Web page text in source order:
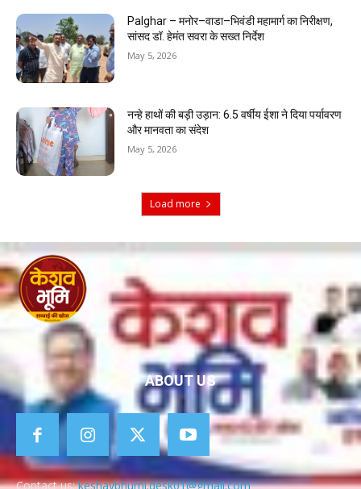
Palghar – मनोर–वाडा–भिवंडी महामार्ग का निरीक्षण,
सांसद डॉ. हेमंत सवरा के सख्त निर्देश
May 5, 2026
नन्हे हाथों की बड़ी उड़ान: 6.5 वर्षीय ईशा ने दिया पर्यावरण
और मानवता का संदेश
May 5, 2026
Load more
ABOUT US
Contact us:keshavbhumi.desk01@gmail.com